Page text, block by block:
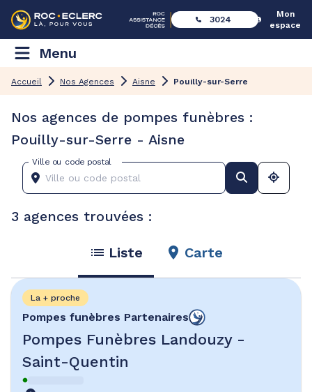
3024
Mon
espace
Menu
Accueil Nos Agences Aisne Pouilly-sur-Serre
Nos agences de pompes funèbres :
Pouilly-sur-Serre - Aisne
Ville ou code postal
3 agences trouvées :
Liste Carte
Pompes funèbres Partenaires
Pompes Funèbres Landouzy -
Saint-Quentin
La + proche